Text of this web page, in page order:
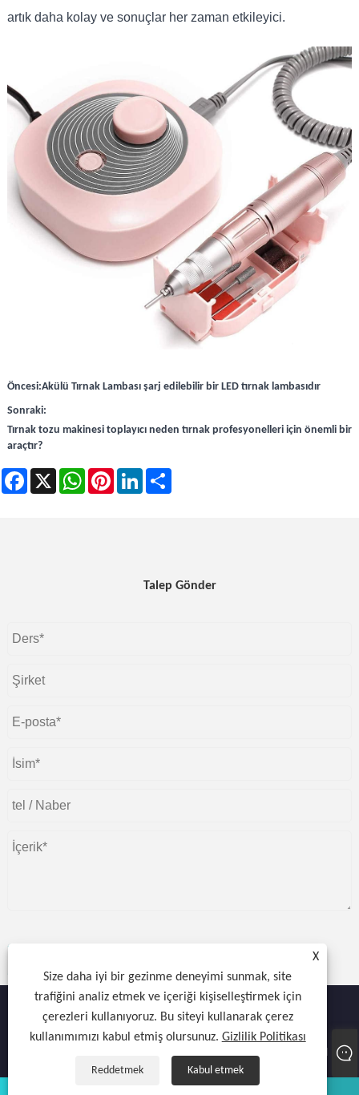
artık daha kolay ve sonuçlar her zaman etkileyici.
Öncesi:Akülü Tırnak Lambası şarj edilebilir bir LED tırnak lambasıdır
Sonraki:
Tırnak tozu makinesi toplayıcı neden tırnak profesyonelleri için önemli bir
araçtır?
Facebook
X WhatsAppPinterestLinkedIn
Talep Gönder
X
Size daha iyi bir gezinme deneyimi sunmak, site
trafiğini analiz etmek ve içeriği kişiselleştirmek için
çerezleri kullanıyoruz. Bu siteyi kullanarak çerez
kullanımımızı kabul etmiş olursunuz. Gizlilik Politikası
Reddetmek
Kabul etmek
Telif Hakkı © 2022 Atocnail Industry Co., limited - Tırnak Kurutucu, Jel
Kurutucu, Tırnak Lambası - Tüm Hakları Saklıdır.